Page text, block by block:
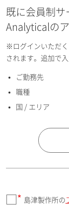
お名前フリガナ（名
E-mailアドレ
国 / エリア
郵便番号（勤
既に会員制サ
Analyticalの
※ログインいただ
されます。追加で
ご勤務先
職種
国 / エリア
島津製作所の